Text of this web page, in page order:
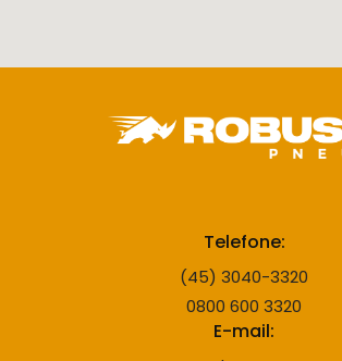
E-mail:
Telefone:
(45) 3040-3320
0800 600 3320